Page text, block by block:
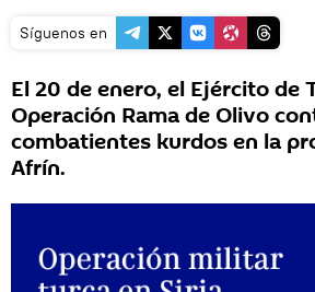
Síguenos en
El 20 de enero, el Ejército de
Operación Rama de Olivo
combatientes kurdos en la
Afrín.